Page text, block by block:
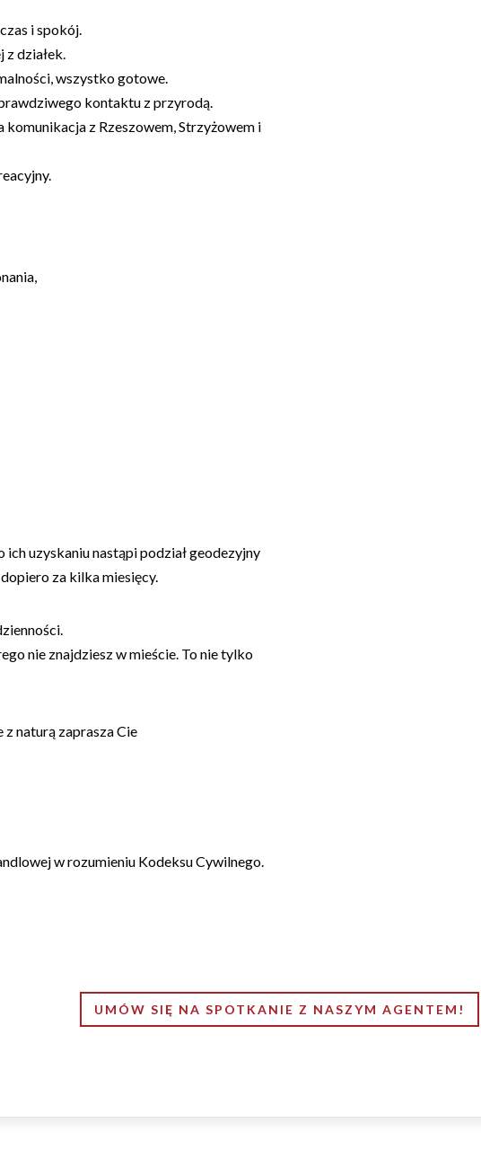
i spokój.
z działek.
wszystko gotowe.
kontaktu z przyrodą.
komunikacja z Rzeszowem, Strzyżowem i
uzyskaniu nastąpi podział geodezyjny
za kilka miesięcy.
nie znajdziesz w mieście. To nie tylko
naturą zaprasza Cie
w rozumieniu Kodeksu Cywilnego.
UMÓW SIĘ NA SPOTKANIE Z NASZYM AGENTEM!